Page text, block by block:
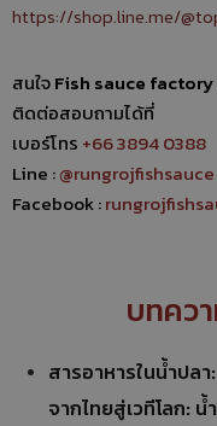
https://shop.line.me/
สนใจFish sauce
ติดต่อสอบถามได้ที่
เบอร์โทร +66 3894 0388
Line :@rungrojfishsauce
Facebook :
บทคว
สารอาหารในน้ำปล
จากไทยสู่เวทีโลก: